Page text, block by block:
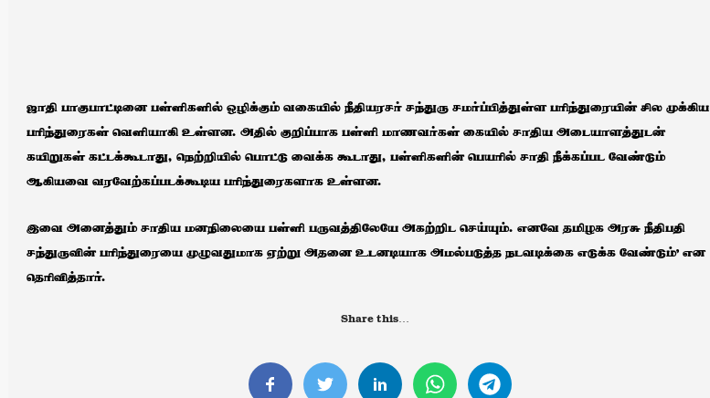
ஜாதி பாகுபாட்டினை பள்ளிகளில் ஒழிக்கும் வகையில் நீதியரசர் சந்துரு சமர்ப்பித்துள்ள பரிந்துரையின் சில முக்கிய
பரிந்துரைகள் வெளியாகி உள்ளன. அதில் குறிப்பாக பள்ளி மாணவர்கள் கையில் சாதிய அடையாளத்துடன்
கயிறுகள் கட்டக்கூடாது, நெற்றியில் பொட்டு வைக்க கூடாது, பள்ளிகளின் பெயரில் சாதி நீக்கப்பட வேண்டும்
ஆகியவை வரவேற்கப்படக்கூடிய பரிந்துரைகளாக உள்ளன.
இவை அனைத்தும் சாதிய மனநிலையை பள்ளி பருவத்திலேயே அகற்றிட செய்யும். எனவே தமிழக அரசு நீதிபதி
சந்துருவின் பரிந்துரையை முழுவதுமாக ஏற்று அதனை உடனடியாக அமல்படுத்த நடவடிக்கை எடுக்க வேண்டும்’ என
தெரிவித்தார்.
Share this…